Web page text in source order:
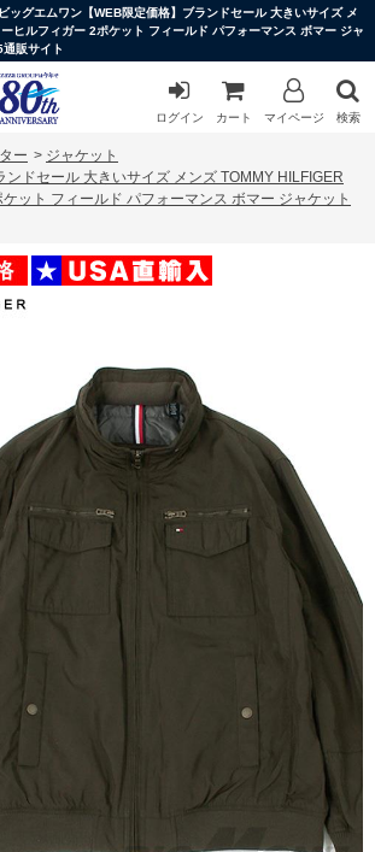
ッグエムワン【WEB限定価格】ブランドセール 大きいサイズ メ
ヒルフィガー 2ポケット フィールド パフォーマンス ボマー ジャ
販サイト
ログイン カート マイページ 検索
ー > ジャケット
ンドセール 大きいサイズ メンズ TOMMY HILFIGER
ット フィールド パフォーマンス ボマー ジャケット